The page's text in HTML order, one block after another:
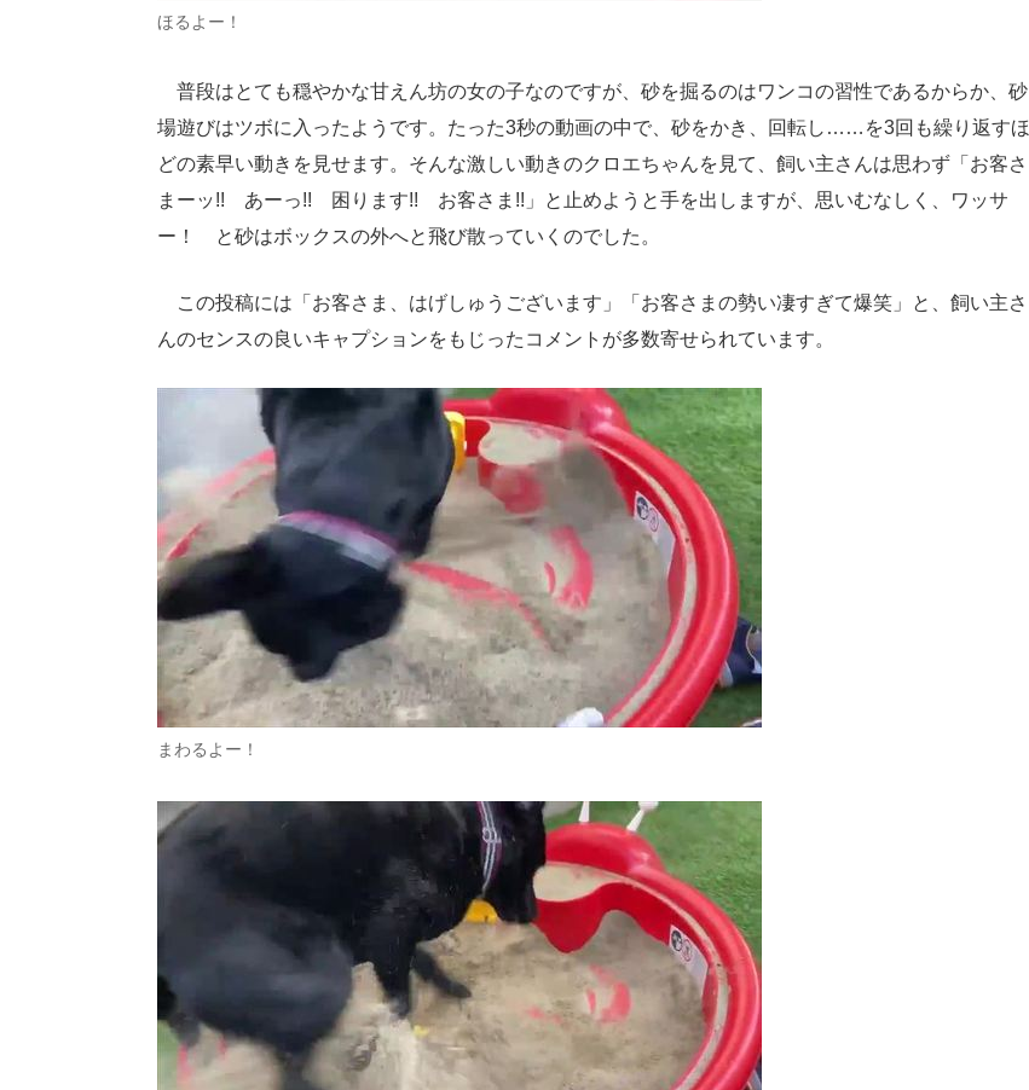
ほるよー！
普段はとても穏やかな甘えん坊の女の子なのですが、砂を掘るのはワンコの習性であるからか、砂
場遊びはツボに入ったようです。たった3秒の動画の中で、砂をかき、回転し……を3回も繰り返すほ
どの素早い動きを見せます。そんな激しい動きのクロエちゃんを見て、飼い主さんは思わず「お客さ
まーッ!! あーっ!! 困ります!! お客さま!!」と止めようと手を出しますが、思いむなしく、ワッサ
ー！ と砂はボックスの外へと飛び散っていくのでした。
この投稿には「お客さま、はげしゅうございます」「お客さまの勢い凄すぎて爆笑」と、飼い主さ
んのセンスの良いキャプションをもじったコメントが多数寄せられています。
まわるよー！